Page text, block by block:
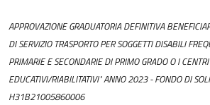
APPROVAZIONE GRADUATORIA DEFINITIVA
DI SERVIZIO TRASPORTO PER SOGGETTI DISABILI
PRIMARIE E SECONDARIE DI PRIMO GRADO O I
EDUCATIVI/RIABILITATIVI" ANNO 2023 - FONDO DI
H31B21005860006